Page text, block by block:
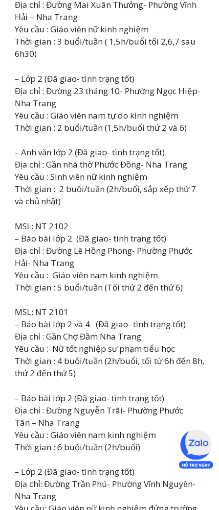
Địa chỉ : Đường Mai Xuân Thưởng- Phường Vĩnh
Hải – Nha Trang
Yêu cầu : Giáo viên nữ kinh nghiệm
Thời gian : 3 buổi/tuần ( 1,5h/buổi tối 2,6,7 sau
6h30)
– Lớp 2 (Đã giao- tình trạng tốt)
Địa chỉ : Đường 23 tháng 10- Phường Ngọc Hiệp-
Nha Trang
Yêu cầu : Giáo viên nam tự do kinh nghiệm
Thời gian : 2 buổi/tuần (1,5h/buổi thứ 2 và 6)
– Anh văn lớp 2 (Đã giao- tình trạng tốt)
Địa chỉ : Gần nhà thờ Phước Đồng- Nha Trang
Yêu cầu : Sinh viên nữ kinh nghiệm
Thời gian : 2 buổi/tuần (2h/buổi, sắp xếp thứ 7
và chủ nhật)
MSL: NT 2102
– Báo bài lớp 2 (Đã giao- tình trạng tốt)
Địa chỉ : Đường Lê Hồng Phong- Phường Phước
Hải- Nha Trang
Yêu cầu : Giáo viên nam kinh nghiệm
Thời gian : 5 buổi/tuần (Tối thứ 2 đến thứ 6)
MSL: NT 2101
– Báo bài lớp 2 và 4 (Đã giao- tình trạng tốt)
Địa chỉ : Gần Chợ Đầm Nha Trang
Yêu cầu : Nữ tốt nghiệp sư phạm tiểu học
Thời gian : 4 buổi/tuần (2h/buổi, tối từ 6h đến 8h,
thứ 2 đến thứ 5)
– Báo bài lớp 2 (Đã giao- tình trạng tốt)
Địa chỉ : Đường Nguyễn Trãi- Phường Phước
Tân – Nha Trang
Yêu cầu : Giáo viên nam kinh nghiệm
Thời gian : 6 buổi/tuần (2h/buổi)
– Lớp 2 (Đã giao- tình trạng tốt)
Địa chỉ: Đường Trần Phú- Phường Vĩnh Nguyên-
Nha Trang